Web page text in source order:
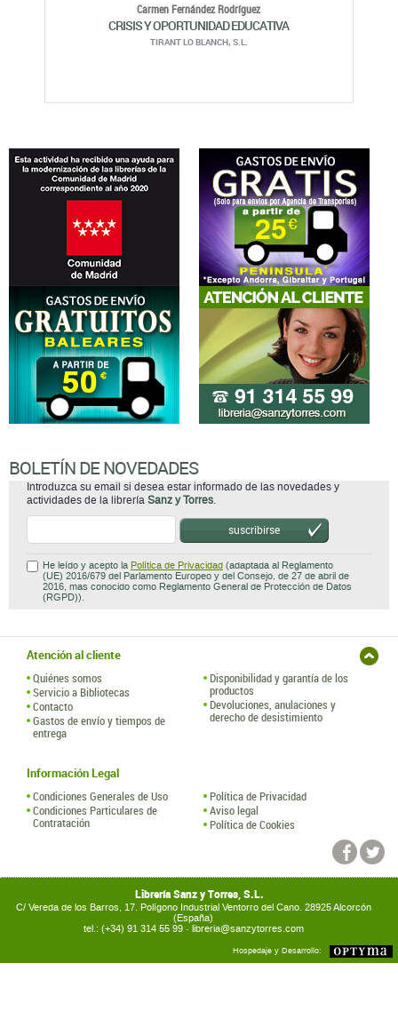
Carmen Fernández Rodríguez
CRISIS Y OPORTUNIDAD EDUCATIVA
TIRANT LO BLANCH, S.L.
BOLETÍN DE NOVEDADES
Introduzca su email si desea estar informado de las novedades y
actividades de la librería Sanz y Torres.
suscribirse
He leído y acepto la Política de Privacidad (adaptada al Reglamento
(UE) 2016/679 del Parlamento Europeo y del Consejo, de 27 de abril de
2016, mas conocido como Reglamento General de Protección de Datos
(RGPD)).
Atención al cliente
Quiénes somos
Servicio a Bibliotecas
Contacto
Gastos de envío y tiempos de
entrega
Disponibilidad y garantía de los
productos
Devoluciones, anulaciones y
derecho de desistimiento
Información Legal
Condiciones Generales de Uso
Condiciones Particulares de
Contratación
Política de Privacidad
Aviso legal
Política de Cookies
Librería Sanz y Torres, S.L.
C/ Vereda de los Barros, 17. Polígono Industrial Ventorro del Cano. 28925 Alcorcón
(España)
tel.: (+34) 91 314 55 99 · libreria@sanzytorres.com
Hospedaje y Desarrollo: